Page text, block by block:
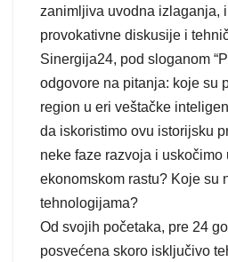
zanimljiva uvodna izlaganja,
provokativne diskusije i
Sinergija24, pod sloganom
odgovore na pitanja: koje su
region u eri veštačke
da iskoristimo ovu istorijsku
neke faze razvoja i uskočimo
ekonomskom rastu? Koje su
tehnologijama?
Od svojih početaka, pre 24
posvećena skoro isključivo